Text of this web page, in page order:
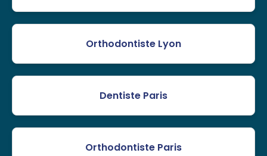
Orthodontiste Lyon
Dentiste Paris
Orthodontiste Paris